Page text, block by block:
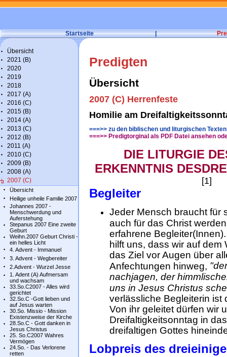
Startseite |
Übersicht
2021 (B)
2020
2019
2018
2017 (A)
2016 (C)
2015 (B)
2014 (A)
2013 (C)
2012 (B)
2011 (A)
2010 (C)
2009 (B)
2008 (A)
2007 (C)
Übersicht
Heilige unheile Familie 2007
Johannes 2007 -
Menschwerdung und
Auferstehung
Stepanus 2007 Eine zweite
Geburt
Weihn.2007 Geburt Christi -
ein helles Licht
4. Advent - Immanuel
3. Advent - Wegbereiter
2.Advent - Wurzel Jesse
1. Adent (A) Aufmersam
und wachsam
33.So.C2007 - Alles wird
gerichtet
32.So.C -Gott lieben und
auf Jesus warten
30.So. Missio - Mission
Existenzweise der Kirche
28.So.C - Gott danken in
Jesus Christus
25. So.C2007 Wahres
Vermögen
24.So. - Das Verlorene
retten
Predigten
Übersicht
2007 (C) Herrenfeste
Homilie am
===>> zu den biblischen und liturgischen
===>> Predigtorginal als PDF Datei ansehen
DIE LITURGIE
ERKENNTNIS
[1]
Begleiter
Jeder Mensch braucht für
auch für das Christ
erfahrene
hilft uns, dass wir auf dem
das Ziel vor Augen über
Anfechtungen hinweg,
nachjagen, der
uns in Jesus Christus
verlässliche Begleiterin ist
Von ihr geleitet dürfen wir
Dreifaltigkeitsonntag in
dreifaltigen Gottes
Lobpreis des